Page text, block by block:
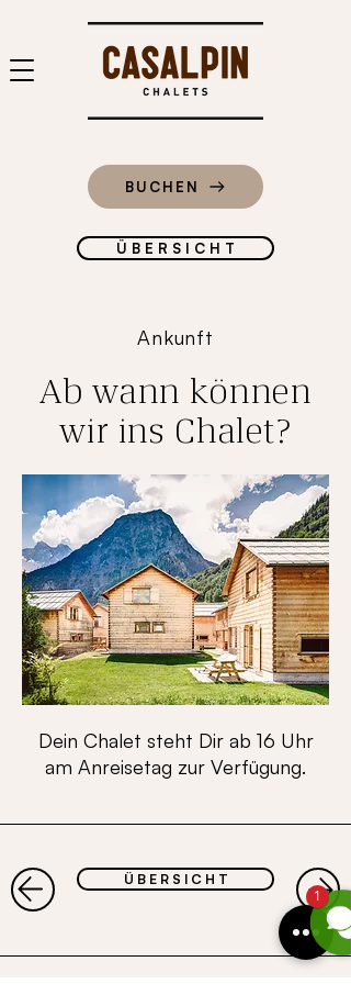
BUCHEN
Ü B E R S I C H T
Ankunft
Ab wann können
wir ins Chalet?
Dein Chalet steht Dir ab 16 Uhr
am Anreisetag zur Verfügung.
Ü B E R S I C H T
1